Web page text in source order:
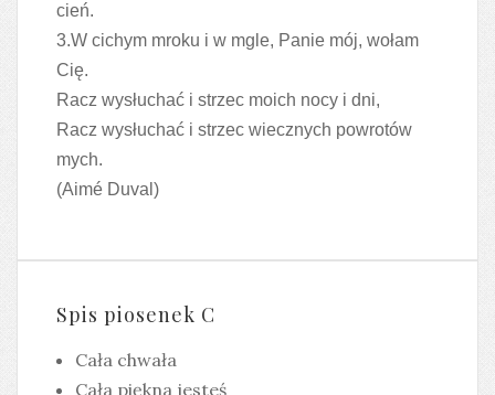
cień.
3.W cichym mroku i w mgle, Panie mój, wołam
Cię.
Racz wysłuchać i strzec moich nocy i dni,
Racz wysłuchać i strzec wiecznych powrotów
mych.
(Aimé Duval)
Spis piosenek C
Cała chwała
Cała piękna jesteś